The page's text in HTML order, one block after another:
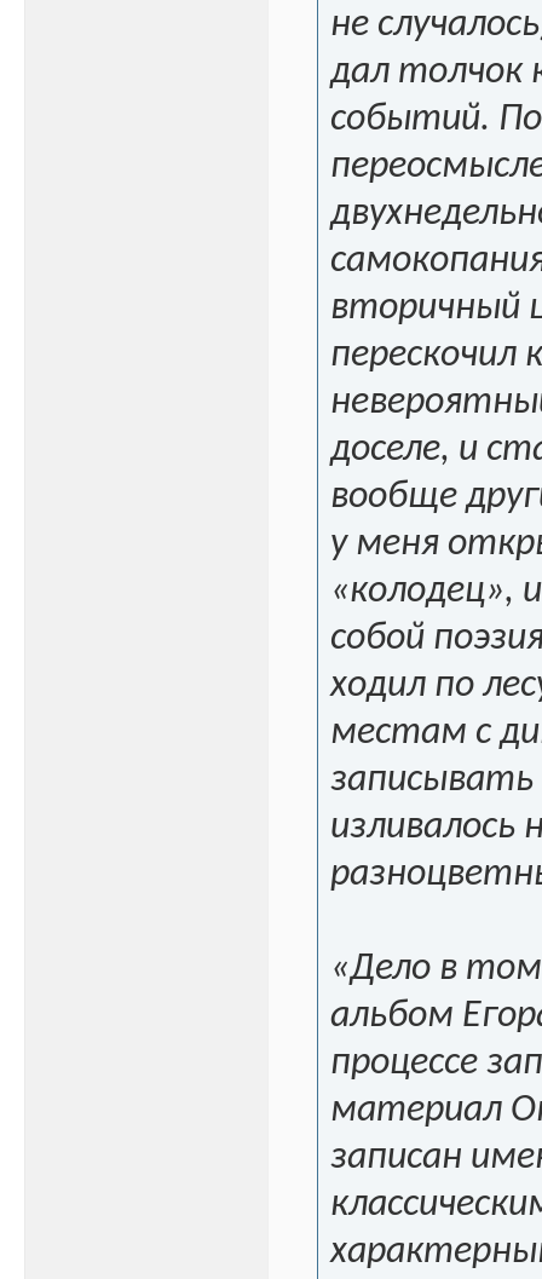
не
дал толчок
событий.
вторичный
перескочил
доселе, и
вообще
у меня
«колодец»,
собой
ходил по
местам с
изливалось
«Дело в
альбом
процессе
материал
записан